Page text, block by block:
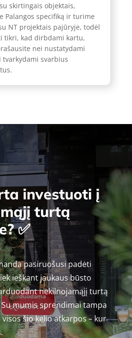
skirtingais objektais,
Palangos specifiką ir turime
NT projektais pajūryje, todėl
tikri, kad dirbdami kartu,
nei nustatydami
tvarkydami svarbius
investuoti į
turtą
✅
pasiruošusi padėti
ieškant jaukaus būsto
nekilnojamąjį turtą
mumis sprendimai tampa
šio kelio atkarpos – kur